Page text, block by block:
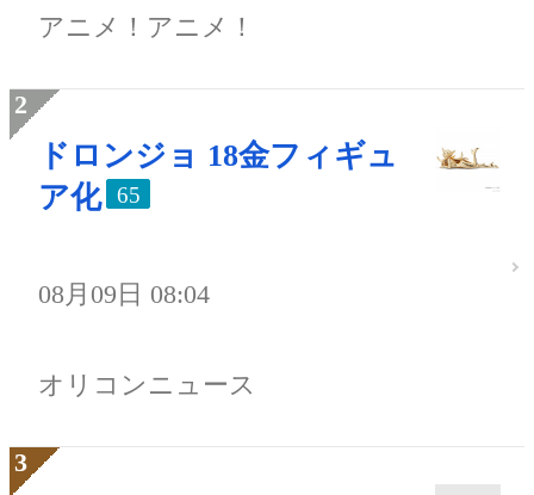
アニメ！アニメ！
ドロンジョ 18金フィギュ
ア化
65
08月09日 08:04
オリコンニュース